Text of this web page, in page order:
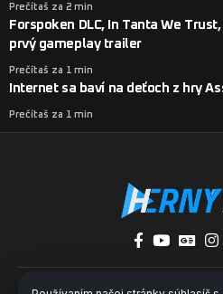
Prečítaš za 2 min
Forspoken DLC, In Tanta We
prvý gameplay trailer
Prečítaš za 1 min
Internet sa baví na deťoch z hry
Prečítaš za 1 min
O nás Kontakty